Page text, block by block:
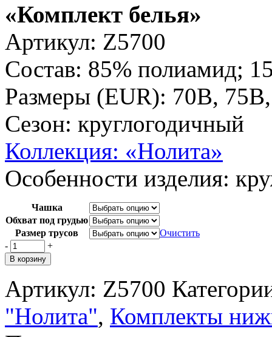
«Комплект белья»
Артикул: Z5700
Состав: 85% полиамид;
Размеры (EUR): 70B,
Сезон: круглогодичный
Коллекция: «Нолита»
Особенности изделия:
Чашка
Обхват под грудью
Размер трусов
Очистить
-
+
В корзину
Артикул: Z5700
"Нолита", Комплекты